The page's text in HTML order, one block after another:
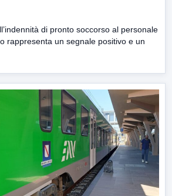
di pronto soccorso al personale
rappresenta un segnale positivo e un